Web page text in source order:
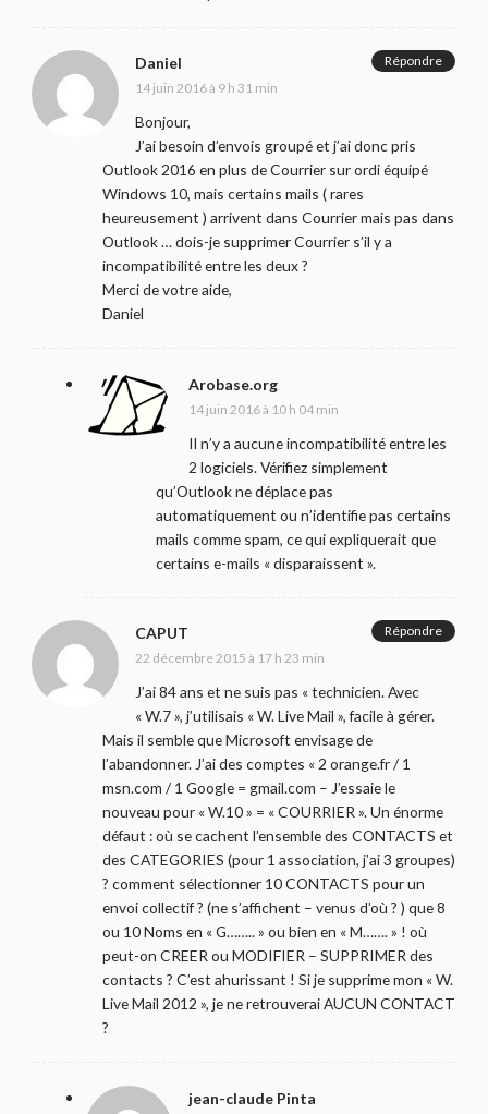
Daniel
14 juin 2016 à 9 h 31 min
Bonjour,
J’ai besoin d’envois groupé et j’ai donc pris
Outlook 2016 en plus de Courrier sur ordi équipé
Windows 10, mais certains mails ( rares
heureusement ) arrivent dans Courrier mais pas dans
Outlook … dois-je supprimer Courrier s’il y a
incompatibilité entre les deux ?
Merci de votre aide,
Daniel
Répondre
Arobase.org
14 juin 2016 à 10 h 04 min
Il n’y a aucune incompatibilité entre les
2 logiciels. Vérifiez simplement
qu’Outlook ne déplace pas
automatiquement ou n’identifie pas certains
mails comme spam, ce qui expliquerait que
certains e-mails « disparaissent ».
CAPUT
22 décembre 2015 à 17 h 23 min
J’ai 84 ans et ne suis pas « technicien. Avec
« W.7 », j’utilisais « W. Live Mail », facile à gérer.
Mais il semble que Microsoft envisage de
l’abandonner. J’ai des comptes « 2 orange.fr / 1
msn.com / 1 Google = gmail.com – J’essaie le
nouveau pour « W.10 » = « COURRIER ». Un énorme
défaut : où se cachent l’ensemble des CONTACTS et
des CATEGORIES (pour 1 association, j’ai 3 groupes)
? comment sélectionner 10 CONTACTS pour un
envoi collectif ? (ne s’affichent – venus d’où ? ) que 8
ou 10 Noms en « G…….. » ou bien en « M……. » ! où
peut-on CREER ou MODIFIER – SUPPRIMER des
contacts ? C’est ahurissant ! Si je supprime mon « W.
Live Mail 2012 », je ne retrouverai AUCUN CONTACT
?
Répondre
jean-claude Pinta